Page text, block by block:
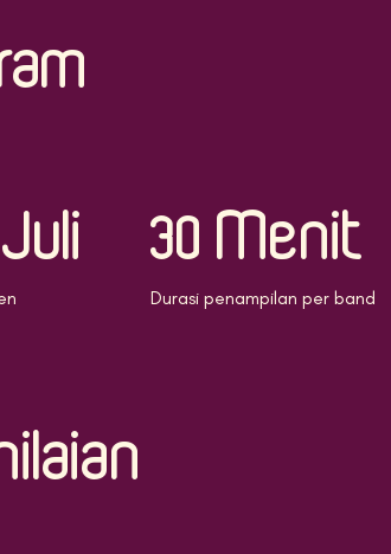
30 Menit
Durasi penampilan per band